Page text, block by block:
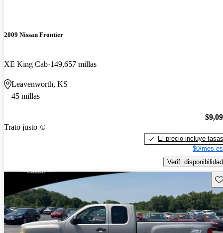
2009 Nissan Frontier
XE King Cab 149,657 millas
Leavenworth, KS
45 millas
Trato justo
El precio incluye tasas
$0/mes
Verif. disponibilidad